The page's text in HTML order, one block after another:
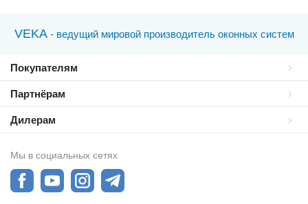
VEKA - ведущий мировой производитель оконных систем
Покупателям
Партнёрам
Дилерам
Мы в социальных сетях